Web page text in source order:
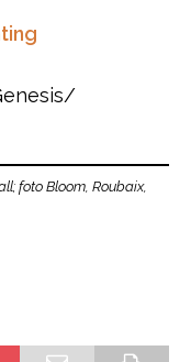
foto Bloom, Roubaix,